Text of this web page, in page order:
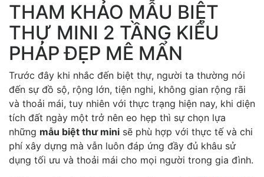
THAM KHẢO MẪU BIỆT
THỰ MINI 2 TẦNG KIỂU
PHÁP ĐẸP MÊ MẨN
Trước đây khi nhắc đến biệt thự, người ta thường nói
đến sự đồ sộ, rộng lớn, tiện nghi, không gian rộng rãi
và thoải mái, tuy nhiên với thực trạng hiện nay, khi diện
tích đất ngày một trở nên eo hẹp thì sự chọn lựa
những mẫu biệt thư mini sẽ phù hợp với thực tế và chi
phí xây dựng mà vẫn luôn đáp ứng đầy đủ khâu sử
dụng tối ưu và thoải mái cho mọi người trong gia đình.